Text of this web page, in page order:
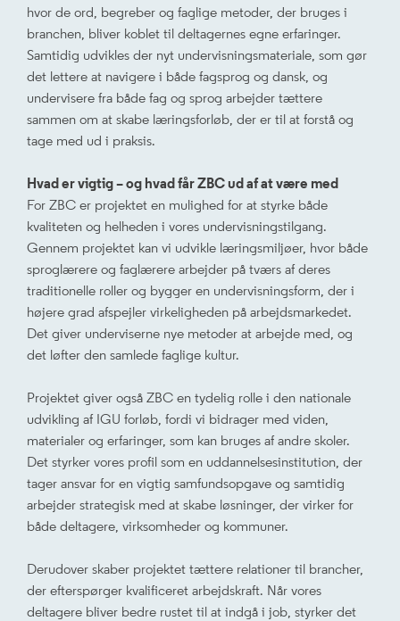
hvor de ord, begreber og faglige metoder, der bruges i
branchen, bliver koblet til deltagernes egne erfaringer.
Samtidig udvikles der nyt undervisningsmateriale, som gør
det lettere at navigere i både fagsprog og dansk, og
undervisere fra både fag og sprog arbejder tættere
sammen om at skabe læringsforløb, der er til at forstå og
tage med ud i praksis.
Hvad er vigtig – og hvad får ZBC ud af at være med
For ZBC er projektet en mulighed for at styrke både
kvaliteten og helheden i vores undervisningstilgang.
Gennem projektet kan vi udvikle læringsmiljøer, hvor både
sproglærere og faglærere arbejder på tværs af deres
traditionelle roller og bygger en undervisningsform, der i
højere grad afspejler virkeligheden på arbejdsmarkedet.
Det giver underviserne nye metoder at arbejde med, og
det løfter den samlede faglige kultur.
Projektet giver også ZBC en tydelig rolle i den nationale
udvikling af IGU forløb, fordi vi bidrager med viden,
materialer og erfaringer, som kan bruges af andre skoler.
Det styrker vores profil som en uddannelsesinstitution, der
tager ansvar for en vigtig samfundsopgave og samtidig
arbejder strategisk med at skabe løsninger, der virker for
både deltagere, virksomheder og kommuner.
Derudover skaber projektet tættere relationer til brancher,
der efterspørger kvalificeret arbejdskraft. Når vores
deltagere bliver bedre rustet til at indgå i job, styrker det